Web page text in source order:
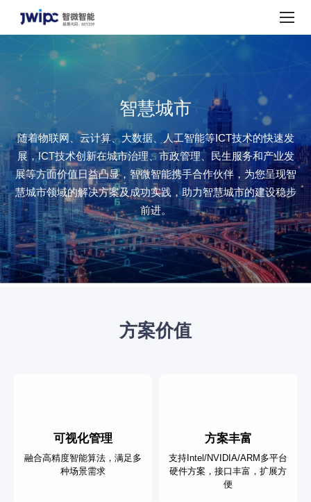
智慧城市
随着物联网、云计算、大数据、人工智能等ICT技术的快速发
展，ICT技术创新在城市治理、市政管理、民生服务和产业发
展等方面价值日益凸显，智微智能携手合作伙伴，为您呈现智
慧城市领域的解决方案及成功实践，助力智慧城市的建设稳步
前进。
方案价值
可视化管理
融合高精度智能算法，满足多
种场景需求
方案丰富
支持Intel/NVIDIA/ARM多平台
硬件方案，接口丰富，扩展方
便